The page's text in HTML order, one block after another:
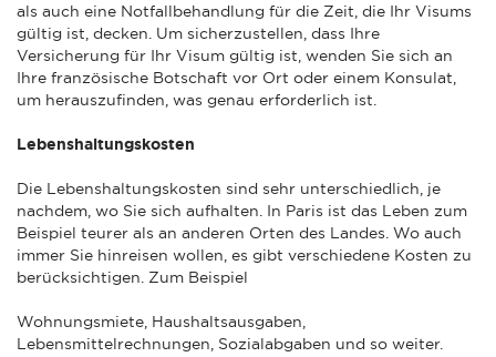
als auch eine Notfallbehandlung für die Zeit, die Ihr Visums
gültig ist, decken. Um sicherzustellen, dass Ihre
Versicherung für Ihr Visum gültig ist, wenden Sie sich an
Ihre französische Botschaft vor Ort oder einem Konsulat,
um herauszufinden, was genau erforderlich ist.
Lebenshaltungskosten
Die Lebenshaltungskosten sind sehr unterschiedlich, je
nachdem, wo Sie sich aufhalten. In Paris ist das Leben zum
Beispiel teurer als an anderen Orten des Landes. Wo auch
immer Sie hinreisen wollen, es gibt verschiedene Kosten zu
berücksichtigen. Zum Beispiel
Wohnungsmiete, Haushaltsausgaben,
Lebensmittelrechnungen, Sozialabgaben und so weiter.